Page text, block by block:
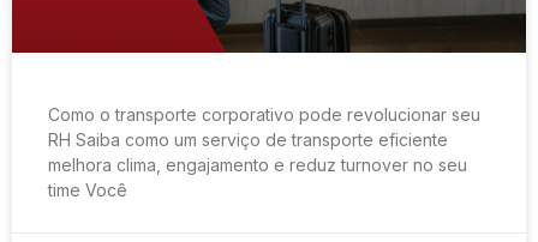
Como o transporte corporativo pode revolucionar seu
RH Saiba como um serviço de transporte eficiente
melhora clima, engajamento e reduz turnover no seu
time Você